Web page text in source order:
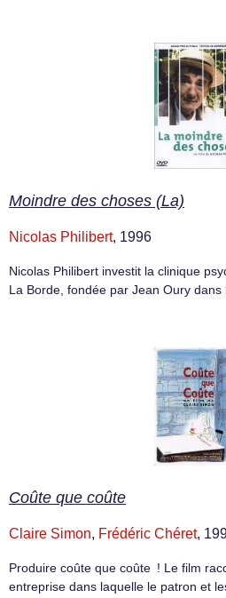
Moindre des choses (La)
Nicolas Philibert, 1996
Nicolas Philibert investit la clinique
La Borde, fondée par Jean Oury dans
Coûte que coûte
Claire Simon, Frédéric Chéret,
Produire coûte que coûte ! Le film
entreprise dans laquelle le patron et